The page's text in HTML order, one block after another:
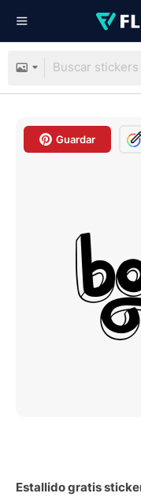
Guardar
Estallido gratis